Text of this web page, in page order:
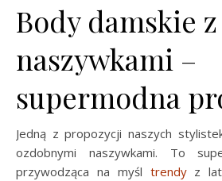
Body damskie z
naszywkami –
supermodna
Jedną z propozycji naszych
ozdobnymi naszywkami. To
przywodząca na myśl trendyz lat